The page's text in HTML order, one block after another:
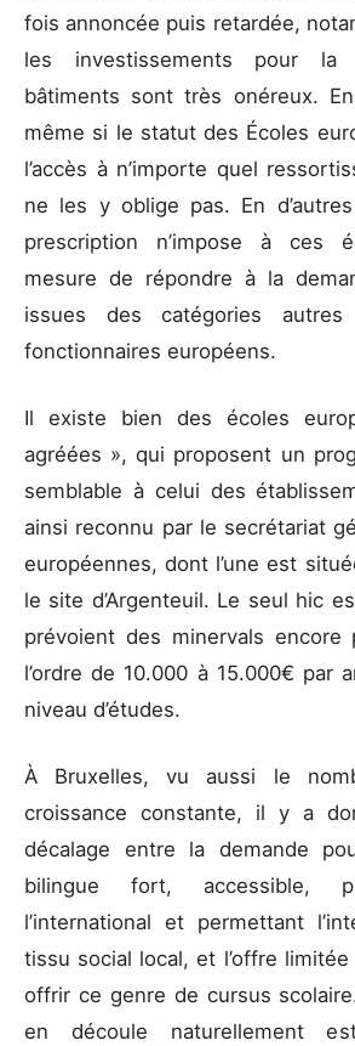
fois annoncée puis retardée,
les investissements pour la
bâtiments sont très onéreux.
même si le statut des Écoles
l’accès à n’importe quel
ne les y oblige pas. En
prescription n’impose à ces
mesure de répondre à la
issues des catégories
fonctionnaires européens.
Il existe bien des écoles
agréées », qui proposent un
semblable à celui des
ainsi reconnu par le secrétariat
européennes, dont l’une est
le site d’Argenteuil. Le seul hic
prévoient des minervals encore
l’ordre de 10.000 à 15.000€ par
niveau d’études.
À Bruxelles, vu aussi le
croissance constante, il y a
décalage entre la demande
bilingue fort, accessible,
l’international et permettant
tissu social local, et l’offre limitée
offrir ce genre de cursus
en découle naturellement